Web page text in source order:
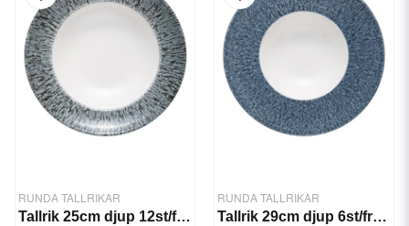
RUNDA TALLRIKAR
Tallrik 25cm djup 12st/frp. Stellar Miro
RUNDA TALLRIKAR
Tallrik 29cm djup 6st/frp. Streak Miro